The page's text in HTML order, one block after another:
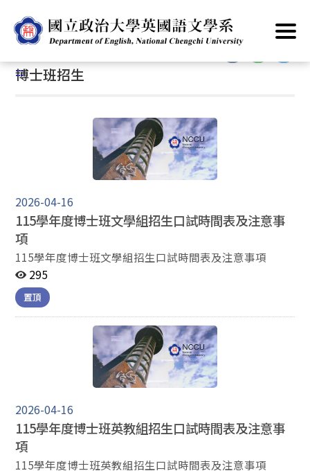
到
主
要
內
首頁 主要業務 招生資訊 / 博士班 博士班招生
:::
博士班招生
2026-04-16
115學年度博士班文學組招生口試時間表及注意事
項
115學年度博士班文學組招生口試時間表及注意事項
295
置頂
2026-04-16
115學年度博士班英教組招生口試時間表及注意事
項
115學年度博士班英教組招生口試時間表及注意事項